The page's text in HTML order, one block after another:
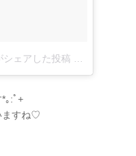
ェアした投稿
｡:ﾟ+
ますね♡